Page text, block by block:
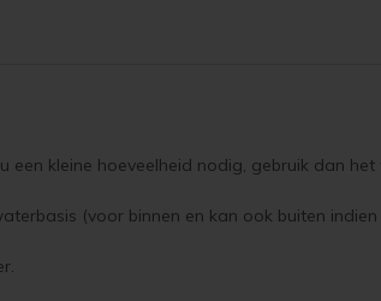
kleine hoeveelheid nodig, gebruik dan
(voor binnen en kan ook buiten